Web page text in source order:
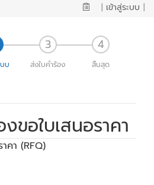
| เข้าสู่ระบบ |
บบ ส่งใบคำร้อง สิ้นสุด
ขอใบเสนอราคา
คา (RFQ)